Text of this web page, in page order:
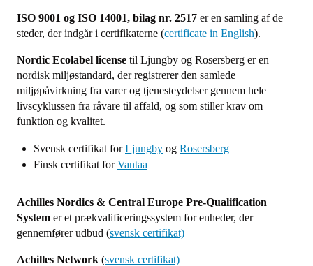
ISO 9001 og ISO 14001, bilag nr. 2517 er en samling af de
steder, der indgår i certifikaterne (certificate in English).
Nordic Ecolabel license til Ljungby og Rosersberg er en
nordisk miljøstandard, der registrerer den samlede
miljøpåvirkning fra varer og tjenesteydelser gennem hele
livscyklussen fra råvare til affald, og som stiller krav om
funktion og kvalitet.
Svensk certifikat forLjungby og Rosersberg
Finsk certifikat forVantaa
Achilles Nordics & Central Europe Pre-Qualification
System er et prækvalificeringssystem for enheder, der
gennemfører udbud (svensk certifikat)
Achilles Network (svensk certifikat)